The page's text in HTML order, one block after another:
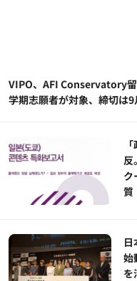
VIPO、AFI Conservatory
学期志願者が対象、締切は9
反
ク
質
日
始
を